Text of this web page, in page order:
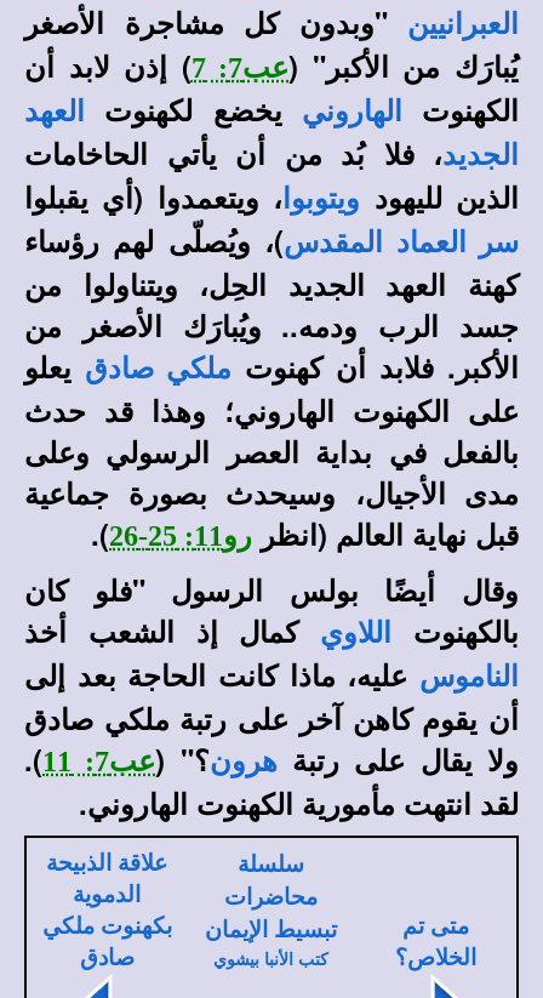
العبرانيين
"وبدون كل مشاجرة الأصغر
يُبارَك من الأكبر" (عب7: 7
) إذن لابد أن
الكهنوت
الهاروني يخضع لكهنوت
العهد
الجديد، فلا بُد من أن يأتي الحاخامات
الذين لليهود ويتوبوا ، ويتعمدوا (أي يقبلوا
سر العماد المقدس)، ويُصلّى لهم رؤساء
كهنة العهد الجديد الحِل، ويتناولوا من
جسد الرب ودمه.. ويُبارَك الأصغر من
الأكبر. فلابد أن كهنوت ملكي صادق يعلو
على الكهنوت الهاروني؛ وهذا قد حدث
بالفعل في بداية العصر الرسولي وعلى
مدى الأجيال، وسيحدث بصورة جماعية
قبل نهاية العالم (انظر رو11: 25-26
).
وقال أيضًا بولس الرسول "فلو كان
بالكهنوت
اللاوي كمال إذ الشعب أخذ
الناموس عليه، ماذا كانت الحاجة بعد إلى
أن يقوم كاهن آخر على رتبة ملكي صادق
ولا يقال على رتبةهرون؟" (عب7: 11
).
لقد انتهت مأمورية الكهنوت الهاروني.
متى تم
الخلاص؟
سلسلة
محاضرات
تبسيط الإيمان
كتب الأنبا بيشوي
علاقة الذبيحة
الدموية
بكهنوت ملكي
صادق